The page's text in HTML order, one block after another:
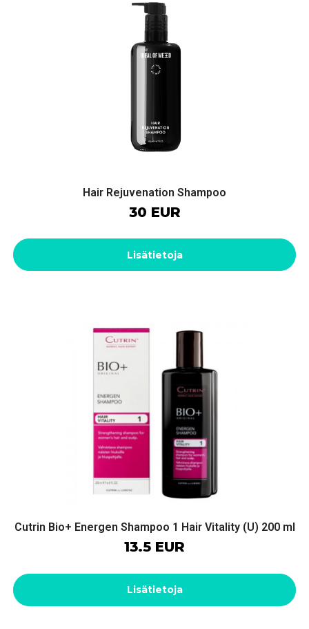
Hair Rejuvenation Shampoo
30 EUR
Lisätietoja
Cutrin Bio+ Energen Shampoo 1 Hair Vitality (U) 200 ml
13.5 EUR
Lisätietoja